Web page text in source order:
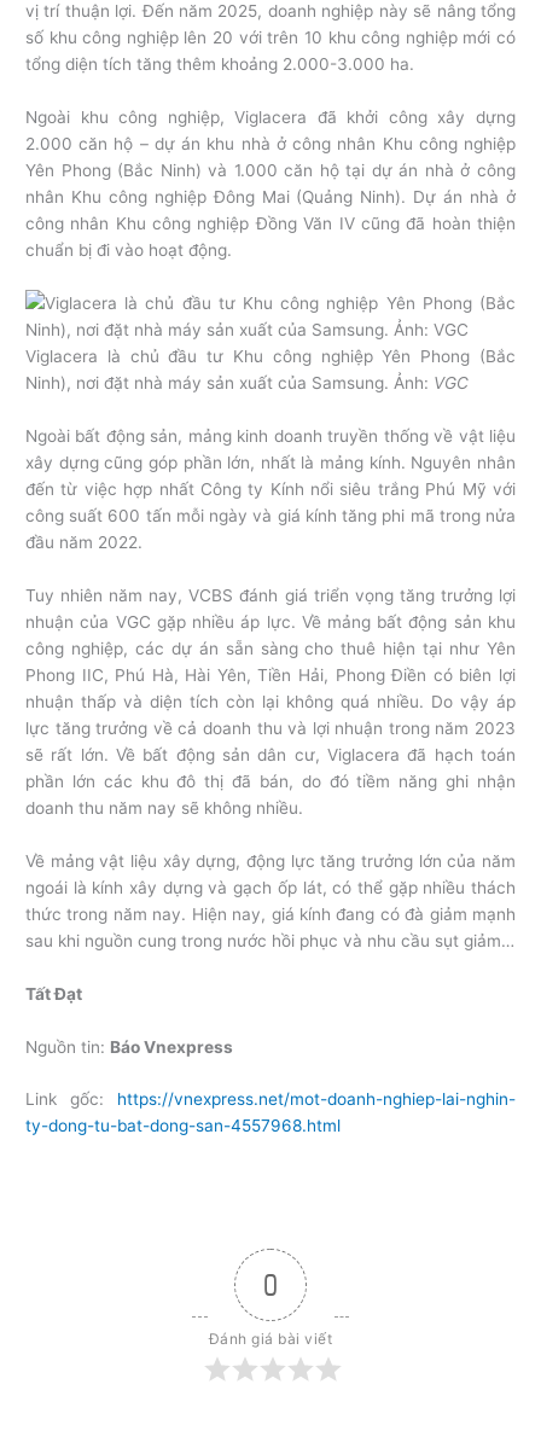
vị trí thuận lợi. Đến năm 2025, doanh nghiệp này sẽ nâng tổng
số khu công nghiệp lên 20 với trên 10 khu công nghiệp mới có
tổng diện tích tăng thêm khoảng 2.000-3.000 ha.
Ngoài khu công nghiệp, Viglacera đã khởi công xây dựng
2.000 căn hộ – dự án khu nhà ở công nhân Khu công nghiệp
Yên Phong (Bắc Ninh) và 1.000 căn hộ tại dự án nhà ở công
nhân Khu công nghiệp Đông Mai (Quảng Ninh). Dự án nhà ở
công nhân Khu công nghiệp Đồng Văn IV cũng đã hoàn thiện
chuẩn bị đi vào hoạt động.
Viglacera là chủ đầu tư Khu công nghiệp Yên Phong (Bắc
Ninh), nơi đặt nhà máy sản xuất của Samsung. Ảnh: VGC
Ngoài bất động sản, mảng kinh doanh truyền thống về vật liệu
xây dựng cũng góp phần lớn, nhất là mảng kính. Nguyên nhân
đến từ việc hợp nhất Công ty Kính nổi siêu trắng Phú Mỹ với
công suất 600 tấn mỗi ngày và giá kính tăng phi mã trong nửa
đầu năm 2022.
Tuy nhiên năm nay, VCBS đánh giá triển vọng tăng trưởng lợi
nhuận của VGC gặp nhiều áp lực. Về mảng bất động sản khu
công nghiệp, các dự án sẵn sàng cho thuê hiện tại như Yên
Phong IIC, Phú Hà, Hài Yên, Tiền Hải, Phong Điền có biên lợi
nhuận thấp và diện tích còn lại không quá nhiều. Do vậy áp
lực tăng trưởng về cả doanh thu và lợi nhuận trong năm 2023
sẽ rất lớn. Về bất động sản dân cư, Viglacera đã hạch toán
phần lớn các khu đô thị đã bán, do đó tiềm năng ghi nhận
doanh thu năm nay sẽ không nhiều.
Về mảng vật liệu xây dựng, động lực tăng trưởng lớn của năm
ngoái là kính xây dựng và gạch ốp lát, có thể gặp nhiều thách
thức trong năm nay. Hiện nay, giá kính đang có đà giảm mạnh
sau khi nguồn cung trong nước hồi phục và nhu cầu sụt giảm…
Tất Đạt
Nguồn tin: Báo Vnexpress
Link gốc: https://vnexpress.net/mot-doanh-nghiep-lai-nghin-
ty-dong-tu-bat-dong-san-4557968.html
0
Đánh giá bài viết